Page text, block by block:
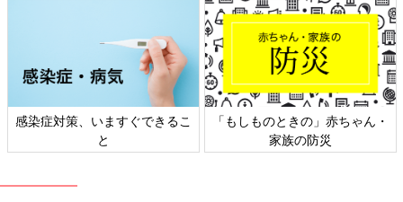
感染症対策、いますぐできるこ
と
「もしものときの」赤ちゃん・
家族の防災